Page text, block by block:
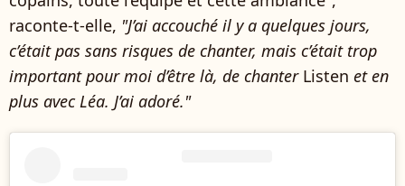
raconte-t-elle, "J’ai accouché il y a quelques jours,
c’était pas sans risques de chanter, mais c’était trop
important pour moi d’être là, de chanter Listen et en
plus avec Léa. J’ai adoré."